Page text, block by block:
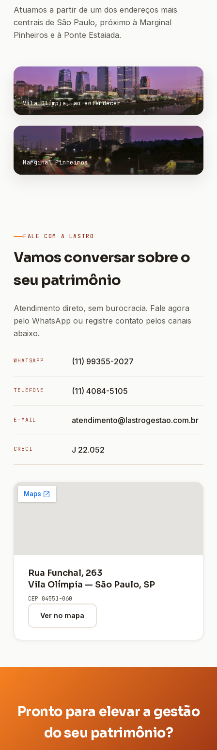
Atuamos a partir de um dos endereços mais
centrais de São Paulo, próximo à Marginal
Pinheiros e à Ponte Estaiada.
Vila Olímpia, ao entardecer
Marginal Pinheiros
FALE COM A LASTRO
Vamos conversar sobre o
seu patrimônio
Atendimento direto, sem burocracia. Fale agora
pelo WhatsApp ou registre contato pelos canais
abaixo.
WHATSAPP (11) 99355-2027
TELEFONE (11) 4084-5105
E-MAIL atendimento@lastrogestao.com.br
CRECI J 22.052
Rua Funchal, 263
Vila Olímpia — São Paulo, SP
CEP 04551-060
Ver no mapa
Pronto para elevar a gestão
do seu patrimônio?